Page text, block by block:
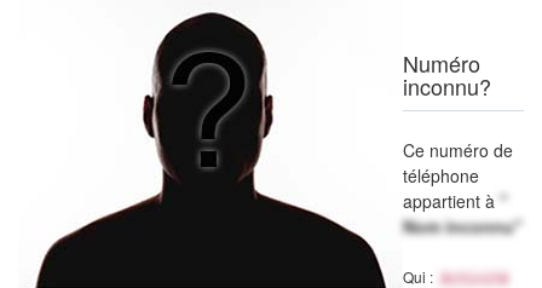
Numéro
inconnu?
Ce numéro de
téléphone
appartient à "
Nom inconnu"
Qui :
Activité